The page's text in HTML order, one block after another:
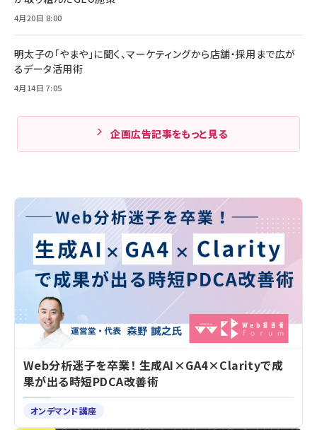
4月20日 8:00
明太子の「やまや」に聞く、マーケティングから店舗・採用まで広が
るデータ活用術
4月14日 7:05
企画広告記事をもっと見る
Web分析迷子を卒業！ 生成AI×GA4×Clarityで成
果が出る時短PDCA改善術
オンデマンド講座